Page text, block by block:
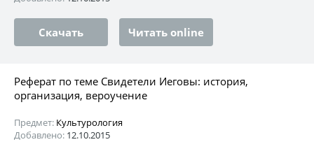
Скачать Читать online
Реферат по теме Свидетели Иеговы: история,
организация, вероучение
Предмет: Культурология
Добавлено: 12.10.2015